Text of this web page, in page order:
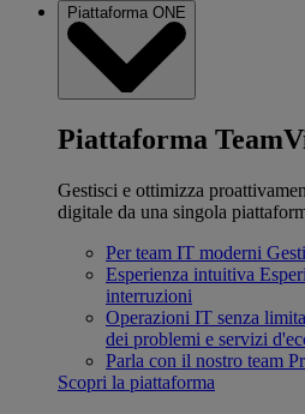
Piattaforma ONE
Piattaforma
Gestisci e ottimizza
digitale da una singola
Per team IT moderni
Esperienza intuitiva
interruzioni
Operazioni IT senza
dei problemi e servizi
Parla con il nostro team
Scopri la piattaforma